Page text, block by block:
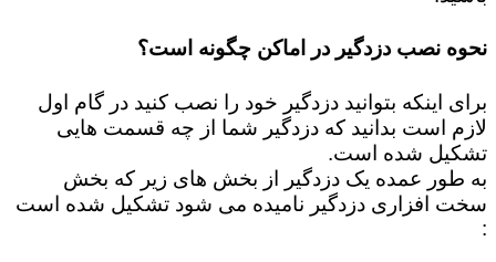
نحوه نصب دزدگیر در اماکن چگونه است؟
برای اینکه بتوانید دزدگیر خود را نصب کنید در گام اول
لازم است بدانید که دزدگیر شما از چه قسمت هایی
تشکیل شده است.
به طور عمده یک دزدگیر از بخش های زیر که بخش
سخت افزاری دزدگیر نامیده می شود تشکیل شده است
: